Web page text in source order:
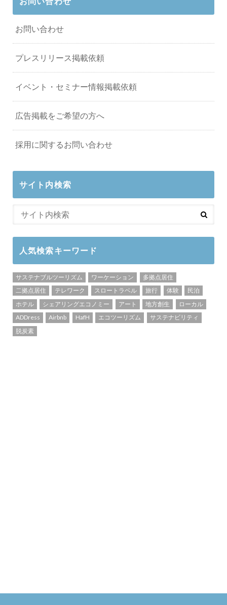
お問い合わせ
プレスリリース掲載依頼
イベント・セミナー情報掲載依頼
広告掲載をご希望の方へ
採用に関するお問い合わせ
サイト内検索
人気検索キーワード
サステナブルツーリズム ワーケーション
多拠点居住
二拠点居住
テレワーク スロートラベル 旅行 体験
民泊
ホテル
シェアリングエコノミー アート 地方創生
ローカル
ADDress
Airbnb HafH エコツーリズム
サステナビリティ
脱炭素